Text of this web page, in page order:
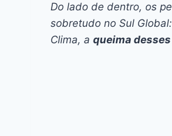
Do lado de dentro, os
sobretudo no Sul
Clima, a queima